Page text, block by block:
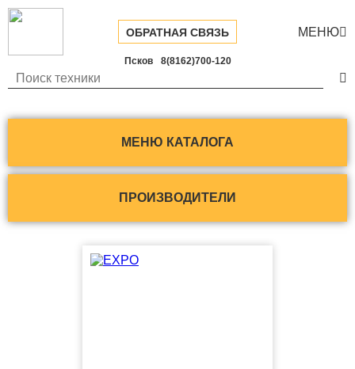
ОБРАТНАЯ СВЯЗЬ МЕНЮ
Псков 8(8162)700-120

МЕНЮ КАТАЛОГА
ПРОИЗВОДИТЕЛИ